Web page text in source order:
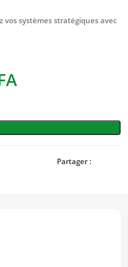
vos systèmes stratégiques avec
Partager :